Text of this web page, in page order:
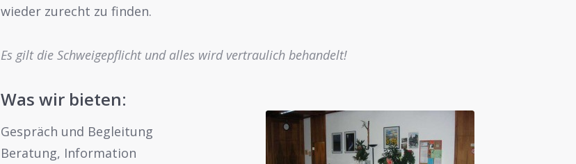
wieder zurecht zu finden.
Es gilt die Schweigepflicht und alles wird vertraulich behandelt!
Was wir bieten:
Gespräch und Begleitung
Beratung, Information